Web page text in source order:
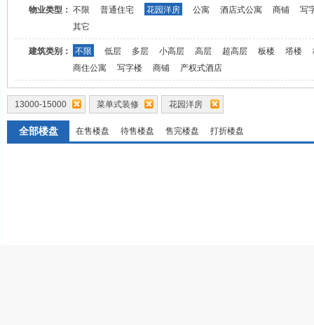
物业类型： 不限 普通住宅 花园洋房 公寓 酒店式公寓 商铺
写
其它
建筑类别： 不限 低层 多层 小高层 高层 超高层 板楼 塔楼
商住公寓
写字楼 商铺 产权式酒店
13000-15000 菜单式装修 花园洋房
全部楼盘 在售楼盘 待售楼盘 售完楼盘 打折楼盘